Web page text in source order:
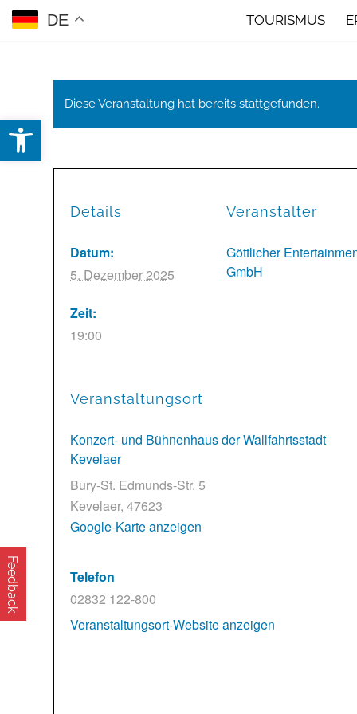
Open toolbar
Feedback
TOURISMUS
Diese Veranstaltung hat bereits stattgefunden.
Details
Datum:
5. Dezember 2025
Zeit:
19:00
Veranstalter
Göttlicher
GmbH
Veranstaltungsort
Konzert- und Bühnenhaus der Wallfahrtsstadt
Kevelaer
Bury-St. Edmunds-Str. 5
Kevelaer, 47623
Google-Karte anzeigen
Telefon
02832 122-800
Veranstaltungsort-Website anzeigen
DE